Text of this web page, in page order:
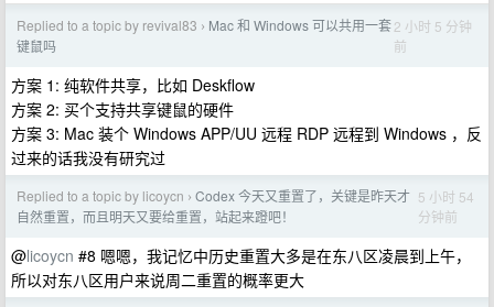
Replied to a topic by revival83 › Mac 和 Windows 可以共用一套
键鼠吗
2 小时 5 分钟
前
方案 1: 纯软件共享，比如 Deskflow
方案 2: 买个支持共享键鼠的硬件
方案 3: Mac 装个 Windows APP/UU 远程 RDP 远程到 Windows ，反
过来的话我没有研究过
Replied to a topic by licoycn › Codex 今天又重置了，关键是昨天才
自然重置，而且明天又要给重置，站起来蹬吧！
5 小时 54
分钟前
@licoycn #8 嗯嗯，我记忆中历史重置大多是在东八区凌晨到上午，
所以对东八区用户来说周二重置的概率更大